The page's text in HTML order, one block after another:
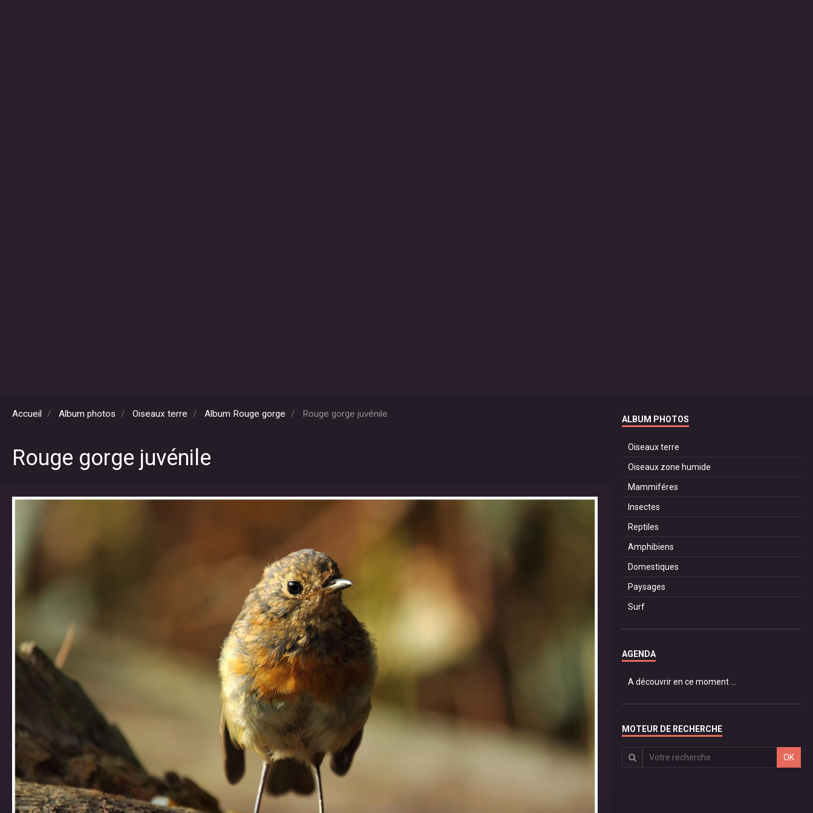
Accueil Album photos Oiseaux terre Album Rouge gorge Rouge gorge juvénile
Rouge gorge juvénile
ALBUM PHOTOS
Oiseaux terre
Oiseaux zone humide
Mammiféres
Insectes
Reptiles
Amphibiens
Domestiques
Paysages
Surf
AGENDA
A découvrir en ce moment ...
MOTEUR DE RECHERCHE
OK